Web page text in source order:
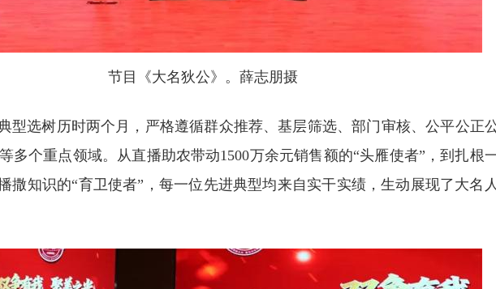
节目《大名狄公》。薛志朋摄
选树历时两个月，严格遵循群众推荐、基层筛选、部门审核、公平公正
多个重点领域。从直播助农带动1500万余元销售额的“头雁使者”，到扎根
撒知识的“育卫使者”，每一位先进典型均来自实干实绩，生动展现了大名